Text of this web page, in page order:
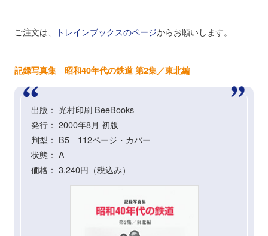
ご注文は、 トレインブックスのページからお願いします。
記録写真集 昭和40年代の鉄道 第2集／東北編
出版： 光村印刷 BeeBooks
発行： 2000年8月 初版
判型： B5 112ページ・カバー
状態： A
価格： 3,240円（税込み）